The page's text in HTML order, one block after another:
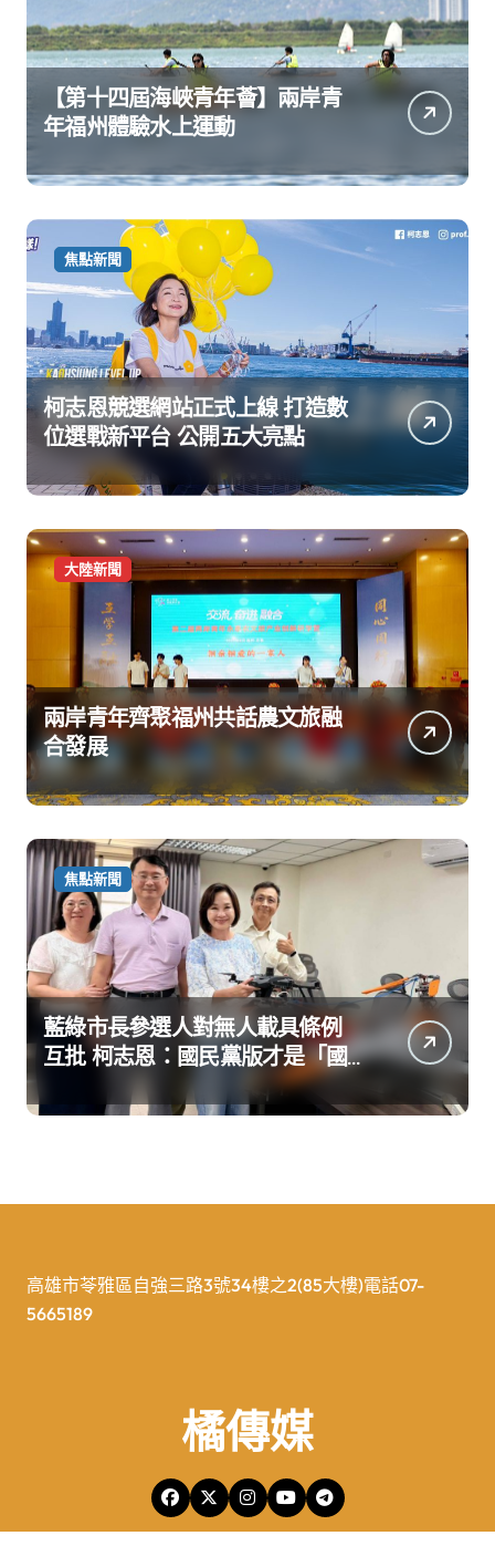
【第十四屆海峽青年薈】兩岸青
年福州體驗水上運動
焦點新聞
柯志恩競選網站正式上線 打造數
位選戰新平台 公開五大亮點
大陸新聞
兩岸青年齊聚福州共話農文旅融
合發展
焦點新聞
藍綠市長參選人對無人載具條例
互批 柯志恩：國民黨版才是「國
防+產業」務實版
高雄市苓雅區自強三路3號34樓之2(85大樓)電話07-
5665189
橘傳媒